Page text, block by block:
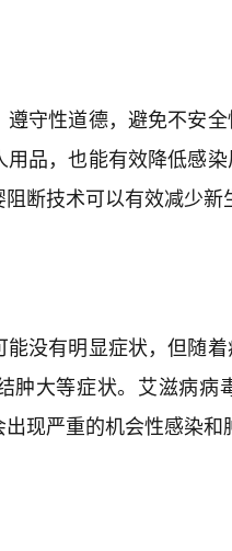
守性道德，避免不安全
品，也能有效降低感
断技术可以有效减少新
没有明显症状，但随
肿大等症状。艾滋病病
现严重的机会性感染和